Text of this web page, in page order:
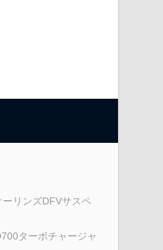
リンズDFVサスペ
ターボチャージャ